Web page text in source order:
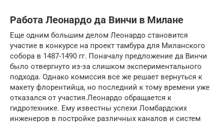
Работа Леонардо да Винчи в Милане
Еще одним большим делом Леонардо становится
участие в конкурсе на проект тамбура для Миланского
собора в 1487-1490 гг. Поначалу предложение да Винчи
было отвергнуто из-за слишком экспериментального
подхода. Однако комиссия все же решает вернуться к
макету флорентийца, но последний к тому времени уже
отказался от участия.Леонардо обращается к
гидротехнике. Ему известны успехи Ломбардских
инженеров в постройке различных каналов и систем